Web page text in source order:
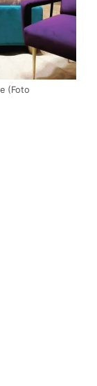
(Foto